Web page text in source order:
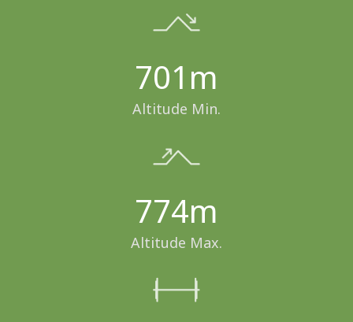
701m
Altitude Min.
774m
Altitude Max.